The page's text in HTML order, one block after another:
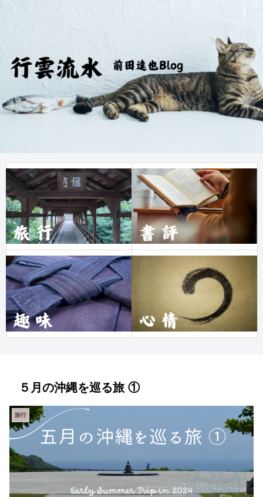
５月の沖縄を巡る旅 ①
旅行